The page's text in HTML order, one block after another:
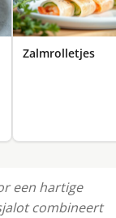
Zalmrolletjes
een hartige
combineert